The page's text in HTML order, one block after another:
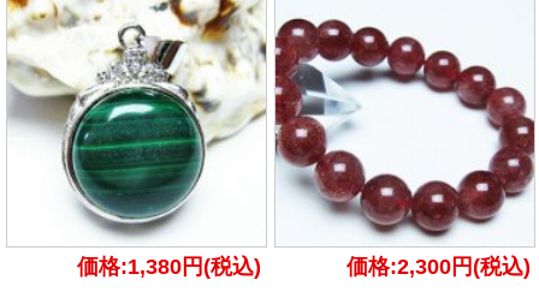
価格:1,380円(税込) 価格:2,300円(税込)